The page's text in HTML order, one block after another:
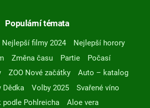
Populární témata
Nejlepší filmy 2024
Nejlepší horory
Změna času Partie
Počasí
ZOO Nové začátky
Auto – katalog
Dědka
Volby 2025
Svařené víno
podle Pohlreicha
Aloe vera